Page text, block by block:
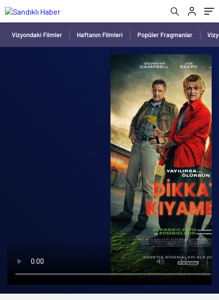
Vizyondaki Filmler Haftanın Filmleri Popüler Fragmanlar